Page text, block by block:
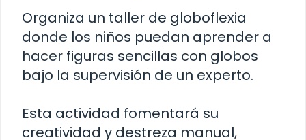
Organiza un taller de globoflexia
donde los niños puedan aprender a
hacer figuras sencillas con globos
bajo la supervisión de un experto.
Esta actividad fomentará su
creatividad y destreza manual,